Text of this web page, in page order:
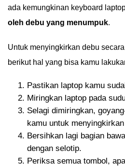
ada kemungkinan keyboard
oleh debu yang menumpuk.
Untuk menyingkirkan debu
berikut hal yang bisa kamu
Pastikan laptop kamu
Miringkan laptop pada
Selagi dimiringkan,
kamu untuk
Bersihkan lagi bagian
dengan selotip.
Periksa semua tombol,